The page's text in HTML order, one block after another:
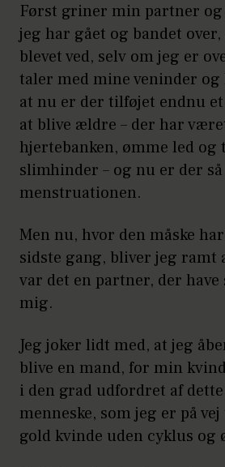
Først griner min partner og
jeg har gået og bandet
blevet ved, selv om jeg er
taler med mine veninder og
at nu er der tilføjet endnu
at blive ældre – der har
hjertebanken, ømme led og
slimhinder – og nu er der
menstruationen.
Men nu, hvor den måske
sidste gang, bliver jeg ramt
var det en partner, der have
mig.
Jeg joker lidt med, at jeg
blive en mand, for min
i den grad udfordret af
menneske, som jeg er på
gold kvinde uden cyklus og